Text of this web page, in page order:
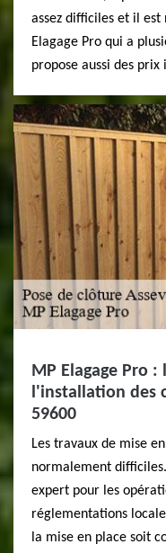
assez difficiles et il est
Elagage Pro qui a
propose aussi des prix
MP Elagage Pro
l'installation des
59600
Les travaux de mise
normalement
expert pour les
réglementations
la mise en place soit